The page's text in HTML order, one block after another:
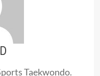
Taekwondo.